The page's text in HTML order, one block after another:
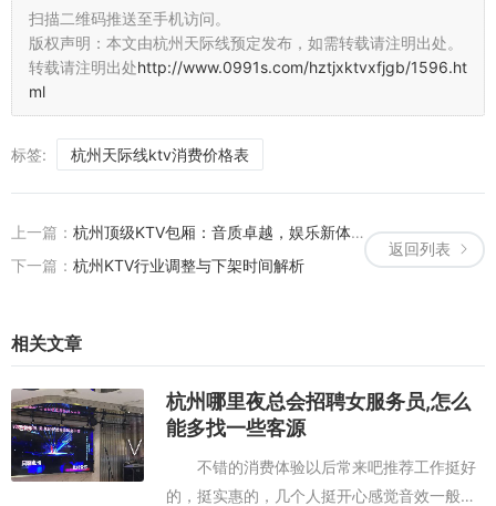
妙的融合。一方面，它们保留了传统KTV的娱乐功能，满足了现代人
对于聚会、放松的需求；另一方面，通过引入白酒这一传统饮品，丰
富了娱乐形式，让顾客在享受音乐的同时，也能感受到中国白酒文化
的深厚底蕴。这种创新模式不仅吸引了众多年轻消费者，也让更多人
对传统文化产生了浓厚的兴趣。 #### **结语（隐含）** 杭州能喝白
酒的KTV，以其独特的魅力成为了都市人休闲娱乐的新宠。在这里，
合的新模式，不仅丰富了人们的业余生活，也促进了文化的传承与发
展。未来，随着更多创新元素的加入，杭州的这类KTV必将迎来更加
扫描二维码推送至手机访问。
版权声明：本文由杭州天际线预定发布，如需转载请注明出处。
转载请注明出处http://www.0991s.com/hztjxktvxfjgb/1596.ht
ml
标签: 杭州天际线ktv消费价格表
返回列表
上一篇： 杭州顶级KTV包厢：音质卓越，娱乐新体验
下一篇： 杭州KTV行业调整与下架时间解析
相关文章
杭州哪里夜总会招聘女服务员,怎么
能多找一些客源
不错的消费体验以后常来吧推荐工作挺好
的，挺实惠的，几个人挺开心感觉音效一般般